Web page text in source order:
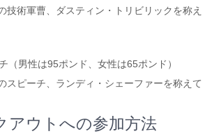
技術軍曹、ダスティン・トリビリックを称え
（男性は95ポンド、女性は65ポンド）
スピーチ、ランディ・シェーファーを称えて
アウトへの参加方法